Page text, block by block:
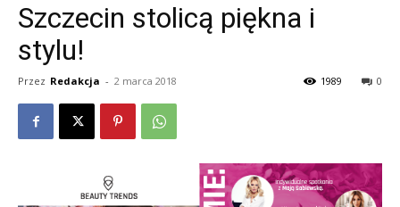
Szczecin stolicą piękna i
stylu!
Przez Redakcja - 2 marca 2018 0
1989